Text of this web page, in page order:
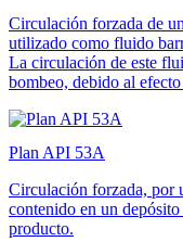
Circulación forzada de
utilizado como fluido
La circulación de este
bombeo, debido al
Plan API 53A
Circulación forzada, por
contenido en un
producto.